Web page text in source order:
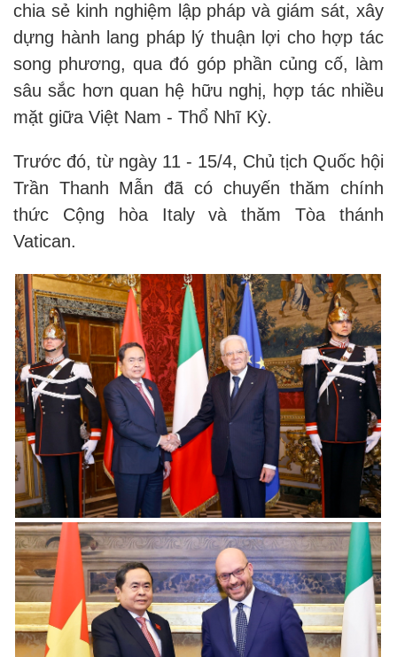
chia sẻ kinh nghiệm lập pháp và giám sát, xây
dựng hành lang pháp lý thuận lợi cho hợp tác
song phương, qua đó góp phần củng cố, làm
sâu sắc hơn quan hệ hữu nghị, hợp tác nhiều
mặt giữa Việt Nam - Thổ Nhĩ Kỳ.
Trước đó, từ ngày 11 - 15/4, Chủ tịch Quốc hội
Trần Thanh Mẫn đã có chuyến thăm chính
thức Cộng hòa Italy và thăm Tòa thánh
Vatican.